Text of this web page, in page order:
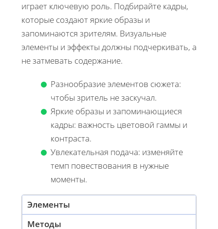
играет ключевую роль. Подбирайте кадры,
которые создают яркие образы и
запоминаются зрителям. Визуальные
элементы и эффекты должны подчеркивать, а
не затмевать содержание.
Разнообразие элементов сюжета:
чтобы зритель не заскучал.
Яркие образы и запоминающиеся
кадры: важность цветовой гаммы и
контраста.
Увлекательная подача: изменяйте
темп повествования в нужные
моменты.
Элементы
Методы